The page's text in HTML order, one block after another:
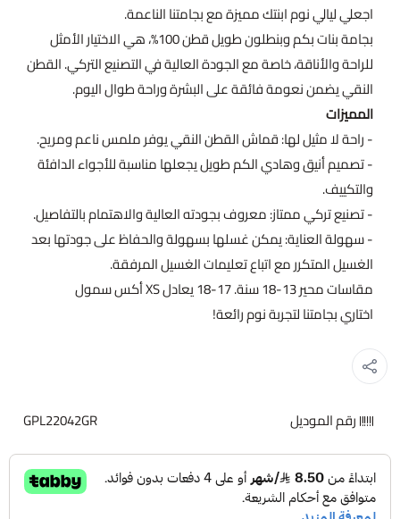
اجعلي ليالي نوم ابنتك مميزة مع بجامتنا الناعمة.
بجامة بنات بكم وبنطلون طويل قطن 100%، هي الاختيار الأمثل
للراحة والأناقة، خاصة مع الجودة العالية في التصنيع التركي. القطن
النقي يضمن نعومة فائقة على البشرة وراحة طوال اليوم.
المميزات
- راحة لا مثيل لها: قماش القطن النقي يوفر ملمس ناعم ومريح.
- تصميم أنيق وهادي الكم طويل يجعلها مناسبة للأجواء الدافئة
والتكييف.
- تصنيع تركي ممتاز: معروف بجودته العالية والاهتمام بالتفاصيل.
- سهولة العناية: يمكن غسلها بسهولة والحفاظ على جودتها بعد
الغسيل المتكرر مع اتباع تعليمات الغسيل المرفقة.
مقاسات محير 13-18 سنة. 17-18 يعادل XS أكس سمول
اختاري بجامتنا لتجربة نوم رائعة!
رقم الموديل GPL22042GR